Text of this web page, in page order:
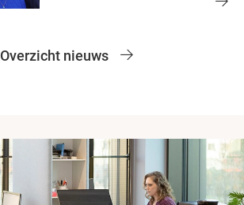
Overzicht nieuws